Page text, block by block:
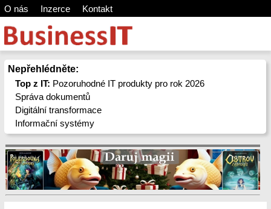
O nás Inzerce Kontakt
Nepřehlédněte:
Top z IT: Pozoruhodné IT produkty pro rok 2026
Správa dokumentů
Digitální transformace
Informační systémy